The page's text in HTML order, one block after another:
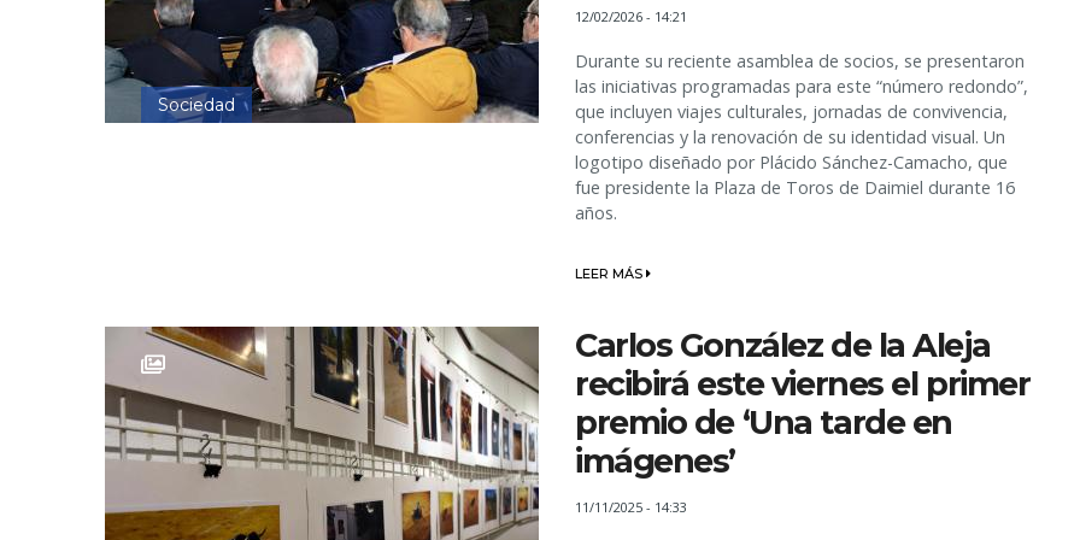
Sociedad
12/02/2026 - 14:21
Durante su reciente asamblea de socios, se presentaron
las iniciativas programadas para este “número redondo”,
que incluyen viajes culturales, jornadas de convivencia,
conferencias y la renovación de su identidad visual. Un
logotipo diseñado por Plácido Sánchez-Camacho, que
fue presidente la Plaza de Toros de Daimiel durante 16
años.
LEER MÁS
Carlos González de la Aleja
recibirá este viernes el primer
premio de ‘Una tarde en
imágenes’
11/11/2025 - 14:33